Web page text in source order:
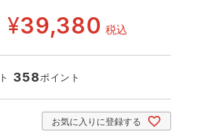
セロリー 大阪支店
東洋物産工業
¥39,380 税込
358ポイント
お気に入りに登録する